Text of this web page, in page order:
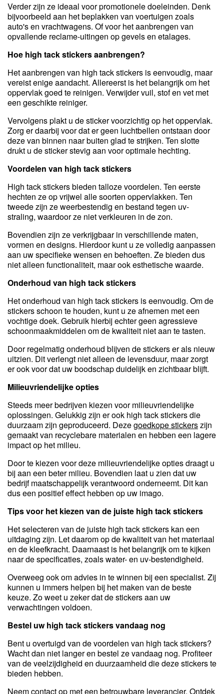
Verder zijn ze ideaal voor promotionele doeleinden. Denk
bijvoorbeeld aan het beplakken van voertuigen zoals
auto's en vrachtwagens. Of voor het aanbrengen van
opvallende reclame-uitingen op gevels en etalages.
Hoe high tack stickers aanbrengen?
Het aanbrengen van high tack stickers is eenvoudig, maar
vereist enige aandacht. Allereerst is het belangrijk om het
oppervlak goed te reinigen. Verwijder vuil, stof en vet met
een geschikte reiniger.
Vervolgens plakt u de sticker voorzichtig op het oppervlak.
Zorg er daarbij voor dat er geen luchtbellen ontstaan door
deze van binnen naar buiten glad te strijken. Ten slotte
drukt u de sticker stevig aan voor optimale hechting.
Voordelen van high tack stickers
High tack stickers bieden talloze voordelen. Ten eerste
hechten ze op vrijwel alle soorten oppervlakken. Ten
tweede zijn ze weerbestendig en bestand tegen uv-
straling, waardoor ze niet verkleuren in de zon.
Bovendien zijn ze verkrijgbaar in verschillende maten,
vormen en designs. Hierdoor kunt u ze volledig aanpassen
aan uw specifieke wensen en behoeften. Ze bieden dus
niet alleen functionaliteit, maar ook esthetische waarde.
Onderhoud van high tack stickers
Het onderhoud van high tack stickers is eenvoudig. Om de
stickers schoon te houden, kunt u ze afnemen met een
vochtige doek. Gebruik hierbij echter geen agressieve
schoonmaakmiddelen om de kwaliteit niet aan te tasten.
Door regelmatig onderhoud blijven de stickers er als nieuw
uitzien. Dit verlengt niet alleen de levensduur, maar zorgt
er ook voor dat uw boodschap duidelijk en zichtbaar blijft.
Milieuvriendelijke opties
Steeds meer bedrijven kiezen voor milieuvriendelijke
oplossingen. Gelukkig zijn er ook high tack stickers die
duurzaam zijn geproduceerd. Dezegoedkope stickerszijn
gemaakt van recyclebare materialen en hebben een lagere
impact op het milieu.
Door te kiezen voor deze milieuvriendelijke opties draagt u
bij aan een beter milieu. Bovendien laat u zien dat uw
bedrijf maatschappelijk verantwoord onderneemt. Dit kan
dus een positief effect hebben op uw imago.
Tips voor het kiezen van de juiste high tack stickers
Het selecteren van de juiste high tack stickers kan een
uitdaging zijn. Let daarom op de kwaliteit van het materiaal
en de kleefkracht. Daarnaast is het belangrijk om te kijken
naar de specificaties, zoals water- en uv-bestendigheid.
Overweeg ook om advies in te winnen bij een specialist. Zij
kunnen u immers helpen bij het maken van de beste
keuze. Zo weet u zeker dat de stickers aan uw
verwachtingen voldoen.
Bestel uw high tack stickers vandaag nog
Bent u overtuigd van de voordelen van high tack stickers?
Wacht dan niet langer en bestel ze vandaag nog. Profiteer
van de veelzijdigheid en duurzaamheid die deze stickers te
bieden hebben.
Neem contact op met een betrouwbare leverancier. Ontdek